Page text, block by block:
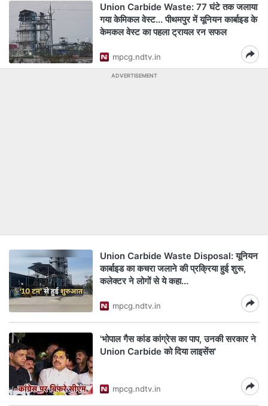
Union Carbide Waste: 77 घंटे तक जलाया
गया केमिकल वेस्ट... पीथमपुर में यूनियन कार्बाइड के
केमकल वेस्ट का पहला ट्रायल रन सफल
mpcg.ndtv.in
ADVERTISEMENT
Union Carbide Waste Disposal: यूनियन
कार्बाइड का कचरा जलाने की प्रक्रिया हुई शुरू,
कलेक्टर ने लोगों से ये कहा...
mpcg.ndtv.in
'भोपाल गैस कांड कांग्रेस का पाप, उनकी सरकार ने
Union Carbide को दिया लाइसेंस'
mpcg.ndtv.in